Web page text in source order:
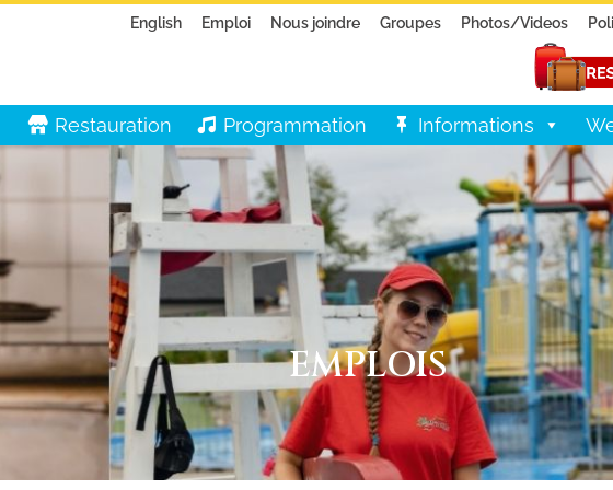
English Emploi Nous joindre Groupes Photos/Videos
Restauration Programmation Informations
EMPLOIS